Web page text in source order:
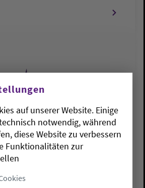
Heimvolkshochschule
auf unserer Website. Einige
notwendig, während
diese Website zu verbessern
Funktionalitäten zur